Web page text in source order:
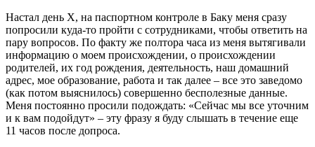
Настал день Х, на паспортном контроле в Баку меня сразу
попросили куда-то пройти с сотрудниками, чтобы ответить на
пару вопросов. По факту же полтора часа из меня вытягивали
информацию о моем происхождении, о происхождении
родителей, их год рождения, деятельность, наш домашний
адрес, мое образование, работа и так далее – все это заведомо
(как потом выяснилось) совершенно бесполезные данные.
Меня постоянно просили подождать: «Сейчас мы все уточним
и к вам подойдут» – эту фразу я буду слышать в течение еще
11 часов после допроса.